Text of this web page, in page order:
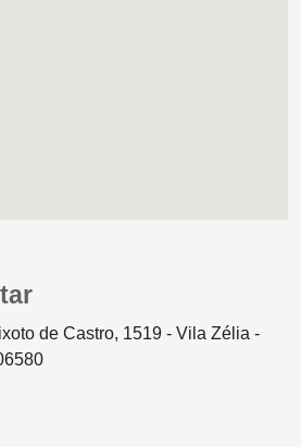
de Castro, 1519 - Vila Zélia -